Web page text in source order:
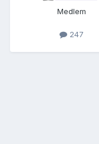
Medlem
247